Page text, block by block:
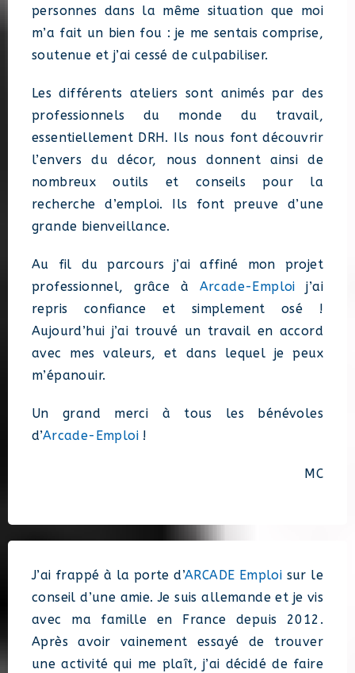
personnes dans la même situation que moi
m’a fait un bien fou : je me sentais comprise,
soutenue et j’ai cessé de culpabiliser.
Les différents ateliers sont animés par des
professionnels du monde du travail,
essentiellement DRH. Ils nous font découvrir
l’envers du décor, nous donnent ainsi de
nombreux outils et conseils pour la
recherche d’emploi. Ils font preuve d’une
grande bienveillance.
Au fil du parcours j’ai affiné mon projet
professionnel, grâce à Arcade-Emploi j’ai
repris confiance et simplement osé !
Aujourd’hui j’ai trouvé un travail en accord
avec mes valeurs, et dans lequel je peux
m’épanouir.
Un grand merci à tous les bénévoles
d’Arcade-Emploi !
MC
J’ai frappé à la porte d’ARCADE Emploi sur le
conseil d’une amie. Je suis allemande et je vis
avec ma famille en France depuis 2012.
Après avoir vainement essayé de trouver
une activité qui me plaît, j’ai décidé de faire